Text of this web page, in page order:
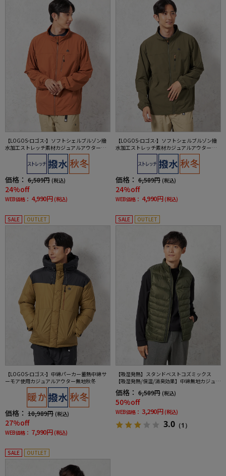
【LOGOS-ロゴス-】ソフトシェルブルゾン撥
水加工ストレッチ素材カジュアルアウター無
価格： 6,589円 (税込)
24%off
WEB価格： 4,990円 (税込)
【LOGOS-ロゴス-】ソフトシェルブルゾン撥
水加工ストレッチ素材カジュアルアウター無
価格： 6,589円 (税込)
24%off
WEB価格： 4,990円 (税込)
SALE OUTLET
【LOGOS-ロゴス-】中綿パーカー蓄熱中綿サ
ーモア使用カジュアルアウター無地秋冬
価格： 10,989円 (税込)
27%off
WEB価格： 7,990円 (税込)
SALE OUTLET
【吸湿発熱】スタンドベストコズミックス
【吸湿発熱/保温/消臭効果】中綿無地カジュア
ルアウターリッケンバッカー秋冬
価格： 6,589円 (税込)
50%off
WEB価格： 3,290円 (税込)
3.0 （1）
SALE OUTLET